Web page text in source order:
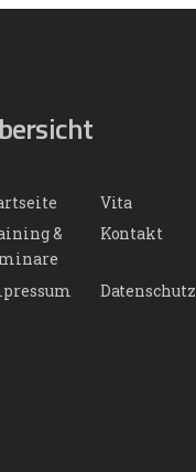
Vita
&
Kontakt
Datenschutz